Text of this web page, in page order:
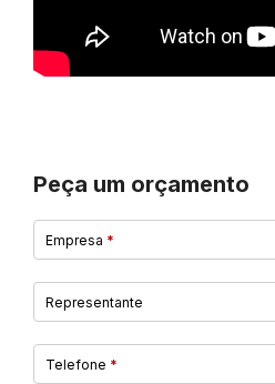
Peça um orçamento
Empresa *
Representante
Telefone *